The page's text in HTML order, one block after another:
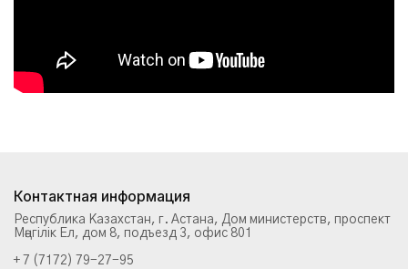
Контактная информация
Республика Казахстан, г. Астана, Дом министерств, проспект
Мәңгілік Ел, дом 8, подъезд 3, офис 801
+ 7 (7172) 79-27-95